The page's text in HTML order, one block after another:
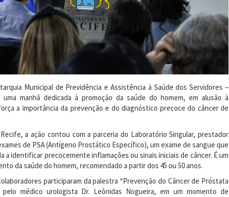
Municipal de Previdência e Assistência à Saúde dos Servidores –
uma manhã dedicada à promoção da saúde do homem, em alusão à
a importância da prevenção e do diagnóstico precoce do câncer de
a ação contou com a parceria do Laboratório Singular, prestador
de PSA (Antígeno Prostático Específico), um exame de sangue que
a identificar precocemente inflamações ou sinais iniciais de câncer. É um
da saúde do homem, recomendado a partir dos 45 ou 50 anos.
participaram da palestra “Prevenção do Câncer de Próstata
médico urologista Dr. Leônidas Nogueira, em um momento de